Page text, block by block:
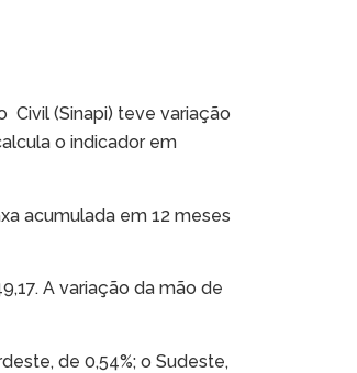
Civil (Sinapi) teve variação
o indicador em
acumulada em 12 meses
A variação da mão de
de 0,54%; o Sudeste,